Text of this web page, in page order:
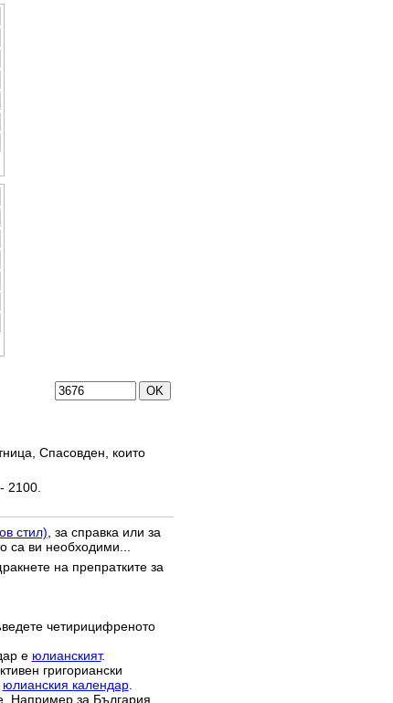
Спасовден, които
2100.
стил), за справка или за
са ви необходими...
на препратките за
четирицифреното
е юлианският.
григориански
юлианския календар.
Например за България,